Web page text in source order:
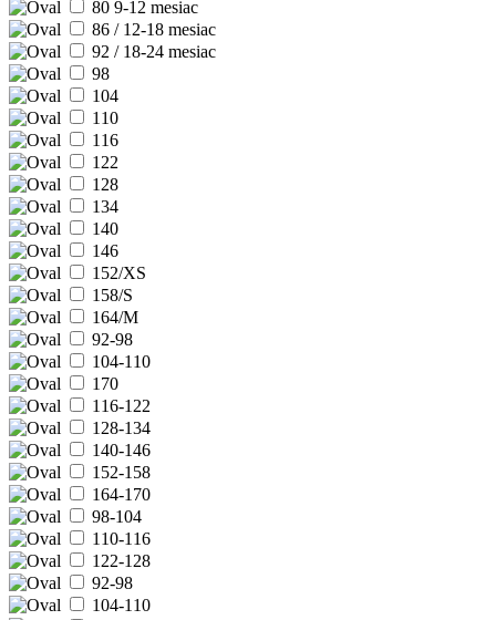
80 9-12 mesiac
86 / 12-18 mesiac
92 / 18-24 mesiac
98
104
110
116
122
128
134
140
146
152/XS
158/S
164/M
92-98
104-110
170
116-122
128-134
140-146
152-158
164-170
98-104
110-116
122-128
92-98
104-110